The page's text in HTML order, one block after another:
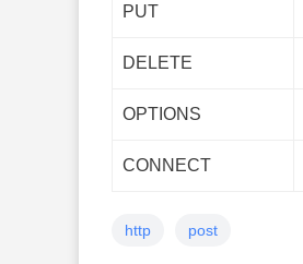
PUT
DELETE
OPTIONS
CONNECT
http post